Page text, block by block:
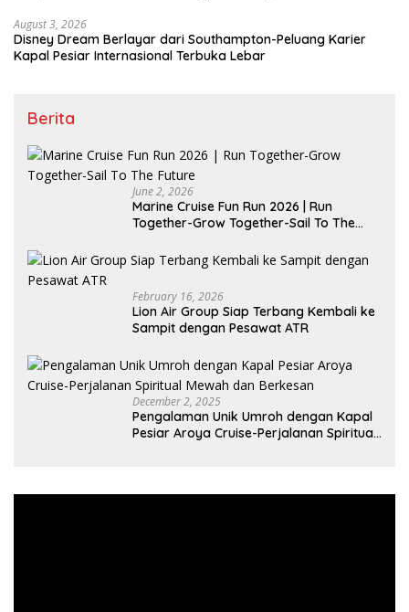
August 3, 2026
Disney Dream Berlayar dari Southampton-Peluang Karier
Kapal Pesiar Internasional Terbuka Lebar
Berita
June 2, 2026
Marine Cruise Fun Run 2026 | Run
Together-Grow Together-Sail To The
February 16, 2026
Lion Air Group Siap Terbang Kembali ke
Sampit dengan Pesawat ATR
December 2, 2025
Pengalaman Unik Umroh dengan Kapal
Pesiar Aroya Cruise-Perjalanan Spiritual